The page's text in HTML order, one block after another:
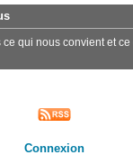
qui nous convient et
Connexion